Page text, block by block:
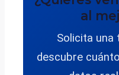
al
Solicita una
descubre